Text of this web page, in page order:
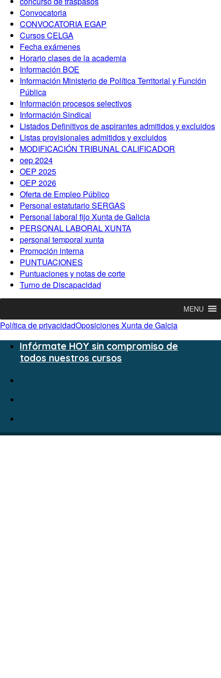
Convocatoria
CONVOCATORIA EGAP
Cursos CELGA
Fecha exámenes
Horario clases de la academia
Información BOE
Información Ministerio de Política Territorial y Función
Pública
Información procesos selectivos
Información Sindical
Listados Definitivos de aspirantes admitidos y excluidos
Listas provisionales admitidos y excluidos
MODIFICACIÓN TRIBUNAL CALIFICADOR
oep 2024
OEP 2025
OEP 2026
Oferta de Empleo Público
Personal estatutario SERGAS
Personal laboral fijo Xunta de Galicia
PERSONAL LABORAL XUNTA
personal temporal xunta
Promoción interna
PUNTUACIONES
Puntuaciones y notas de corte
Turno de Discapacidad
MENU
Política de privacidadOposiciones Xunta de Galcia
Infórmate HOY sin compromiso de
todos nuestros cursos